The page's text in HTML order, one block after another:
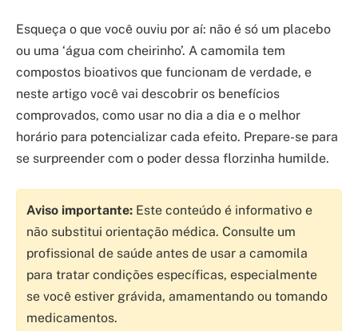
Esqueça o que você ouviu por aí: não é só um placebo
ou uma ‘água com cheirinho’. A camomila tem
compostos bioativos que funcionam de verdade, e
neste artigo você vai descobrir os benefícios
comprovados, como usar no dia a dia e o melhor
horário para potencializar cada efeito. Prepare-se para
se surpreender com o poder dessa florzinha humilde.
Aviso importante: Este conteúdo é informativo e
não substitui orientação médica. Consulte um
profissional de saúde antes de usar a camomila
para tratar condições específicas, especialmente
se você estiver grávida, amamentando ou tomando
medicamentos.